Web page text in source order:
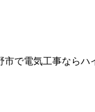
市で電気工事ならハ